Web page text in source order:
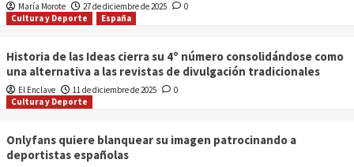
María Morote 27 de diciembre de 2025
0
Cultura y Deporte
España
Historia de las Ideas cierra su 4º número consolidándose como
una alternativa a las revistas de divulgación tradicionales
El Enclave 11 de diciembre de 2025
0
Cultura y Deporte
Onlyfans quiere blanquear su imagen patrocinando a
deportistas españolas